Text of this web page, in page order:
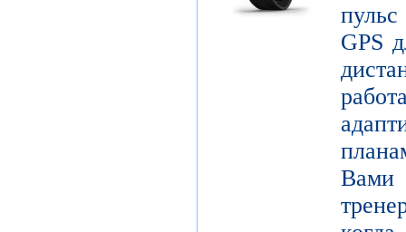
GPS
Вами